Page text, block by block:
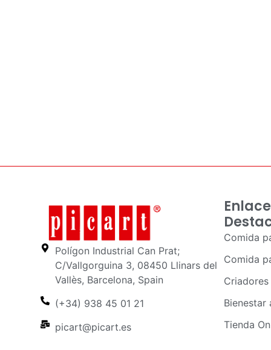
Polígon Industrial Can Prat;
C/Vallgorguina 3, 08450 Llinars del
Vallès, Barcelona, Spain
(+34) 938 45 01 21
picart@picart.es
Comida
Comida
Criadores
Bienestar
Tienda